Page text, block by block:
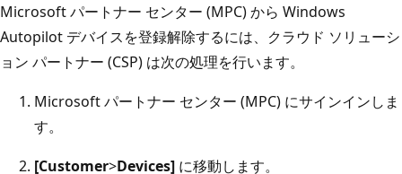
Microsoft パートナー センター (MPC) から Windows
Autopilot デバイスを登録解除するには、クラウド ソリューシ
ョン パートナー (CSP) は次の処理を行います。
Microsoft パートナー センター (MPC) にサインインしま
す。
[Customer>Devices] に移動します。